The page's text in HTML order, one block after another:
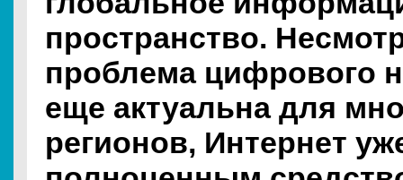
пространство.
проблема цифрового
еще актуальна для
регионов, Интернет